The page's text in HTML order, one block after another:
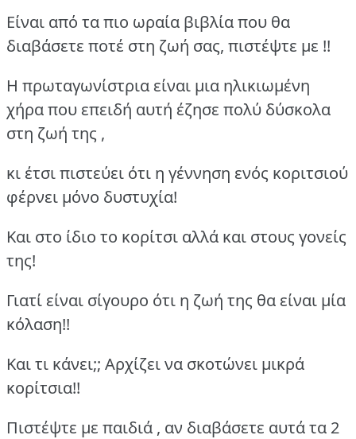
Είναι από τα πιο ωραία βιβλία που θα
διαβάσετε ποτέ στη ζωή σας, πιστέψτε με !!
Η πρωταγωνίστρια είναι μια ηλικιωμένη
χήρα που επειδή αυτή έζησε πολύ δύσκολα
στη ζωή της ,
κι έτσι πιστεύει ότι η γέννηση ενός κοριτσιού
φέρνει μόνο δυστυχία!
Και στο ίδιο το κορίτσι αλλά και στους γονείς
της!
Γιατί είναι σίγουρο ότι η ζωή της θα είναι μία
κόλαση!!
Και τι κάνει;; Αρχίζει να σκοτώνει μικρά
κορίτσια!!
Πιστέψτε με παιδιά , αν διαβάσετε αυτά τα 2